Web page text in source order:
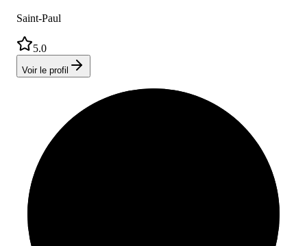
Saint-Paul
5.0
Voir le profil